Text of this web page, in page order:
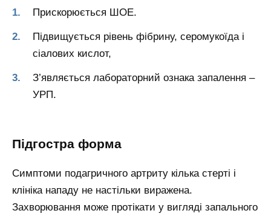
Прискорюється ШОЕ.
Підвищується рівень фібрину, серомукоїда і
сіалових кислот,
З’являється лабораторний ознака запалення –
УРП.
Підгостра форма
Симптоми подагричного артриту кілька стерті і
клініка нападу не настільки виражена.
Захворювання може протікати у вигляді запального